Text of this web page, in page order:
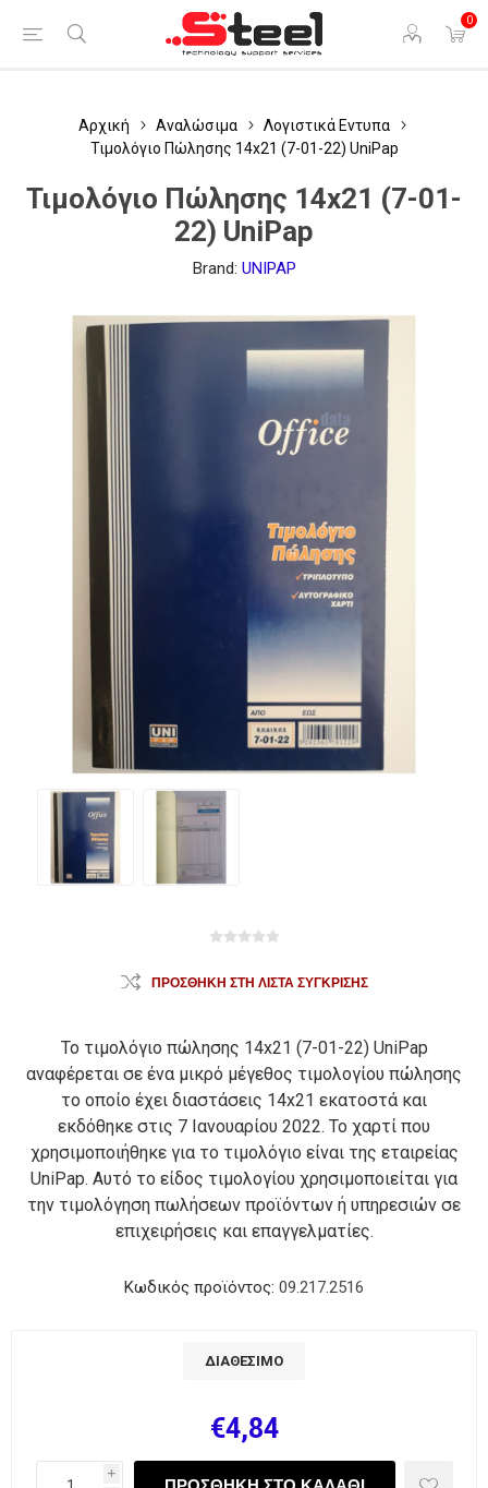
0
Αρχική Αναλώσιμα
Λογιστικά Εντυπα
Τιμολόγιο Πώλησης 14x21 (7-01-22) UniPap
Τιμολόγιο Πώλησης 14x21 (7-01-
22) UniPap
Brand: UNIPAP
ΠΡΟΣΘΉΚΗ ΣΤΗ ΛΊΣΤΑ ΣΎΓΚΡΙΣΗΣ
Το τιμολόγιο πώλησης 14x21 (7-01-22) UniPap
αναφέρεται σε ένα μικρό μέγεθος τιμολογίου πώλησης
το οποίο έχει διαστάσεις 14x21 εκατοστά και
εκδόθηκε στις 7 Ιανουαρίου 2022. Το χαρτί που
χρησιμοποιήθηκε για το τιμολόγιο είναι της εταιρείας
UniPap. Αυτό το είδος τιμολογίου χρησιμοποιείται για
την τιμολόγηση πωλήσεων προϊόντων ή υπηρεσιών σε
επιχειρήσεις και επαγγελματίες.
Κωδικός προϊόντος: 09.217.2516
ΔΙΑΘΈΣΙΜΟ
€4,84
i